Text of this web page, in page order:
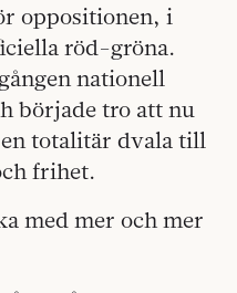
oppositionen, i
röd-gröna.
nationell
började tro att nu
totalitär dvala till
frihet.
med mer och mer